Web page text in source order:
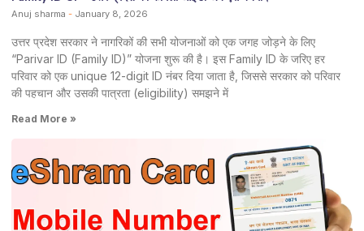
Anuj sharma January 8, 2026
उत्तर प्रदेश सरकार ने नागरिकों की सभी योजनाओं को एक जगह जोड़ने के लिए
“Parivar ID (Family ID)” योजना शुरू की है। इस Family ID के जरिए हर
परिवार को एक unique 12-digit ID नंबर दिया जाता है, जिससे सरकार को परिवार
की पहचान और उसकी पात्रता (eligibility) समझने में
Read More »